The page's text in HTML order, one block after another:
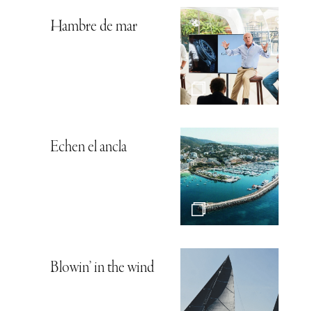
Hambre de mar
Echen el ancla
Blowin’ in the wind